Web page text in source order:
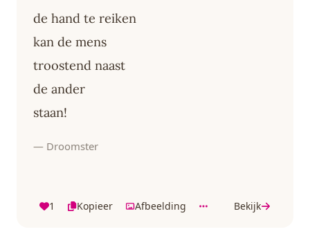
de hand te reiken
kan de mens
troostend naast
de ander
staan!
— Droomster
1 Kopieer Afbeelding Bekijk